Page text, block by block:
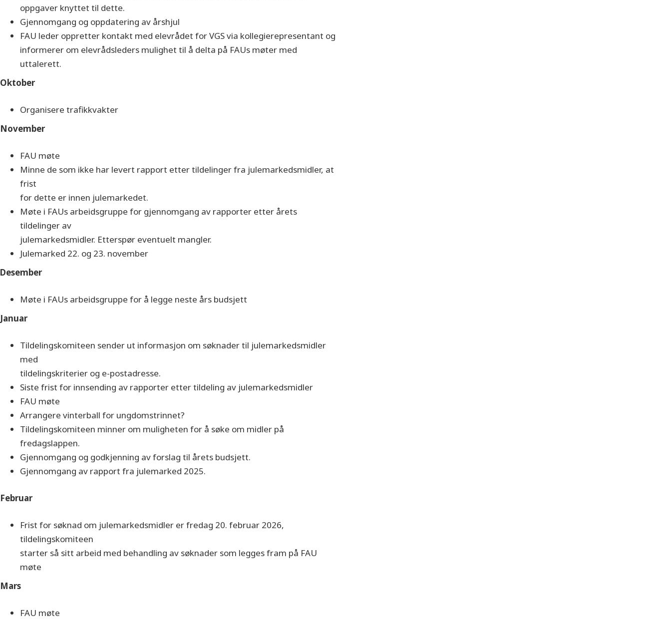
oppgaver knyttet til dette.
Gjennomgang og oppdatering av årshjul
FAU leder oppretter kontakt med elevrådet for VGS via kollegierepresentant og
informerer om elevrådsleders mulighet til å delta på FAUs møter med
uttalerett.
Oktober
Organisere trafikkvakter
November
FAU møte
Minne de som ikke har levert rapport etter tildelinger fra julemarkedsmidler, at
frist
for dette er innen julemarkedet.
Møte i FAUs arbeidsgruppe for gjennomgang av rapporter etter årets
tildelinger av
julemarkedsmidler. Etterspør eventuelt mangler.
Julemarked 22. og 23. november
Desember
Møte i FAUs arbeidsgruppe for å legge neste års budsjett
Januar
Tildelingskomiteen sender ut informasjon om søknader til julemarkedsmidler
med
tildelingskriterier og e-postadresse.
Siste frist for innsending av rapporter etter tildeling av julemarkedsmidler
FAU møte
Arrangere vinterball for ungdomstrinnet?
Tildelingskomiteen minner om muligheten for å søke om midler på
fredagslappen.
Gjennomgang og godkjenning av forslag til årets budsjett.
Gjennomgang av rapport fra julemarked 2025.
Februar
Frist for søknad om julemarkedsmidler er fredag 20. februar 2026,
tildelingskomiteen
starter så sitt arbeid med behandling av søknader som legges fram på FAU
møte
Mars
FAU møte